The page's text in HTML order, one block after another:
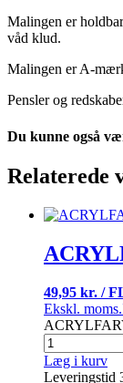
Malingen er
våd klud.
Malingen er A-
Pensler og
Du kunne også
Relaterede
49,95 kr. /
Ekskl. moms.
Læg i kurv
Leveringstid